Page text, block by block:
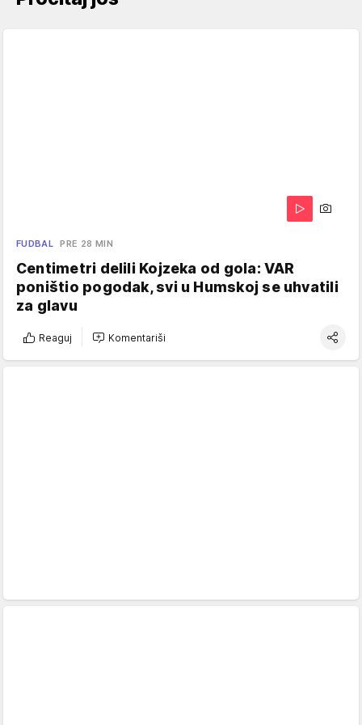
FUDBAL PRE 28 MIN
Centimetri delili Kojzeka od gola: VAR
poništio pogodak, svi u Humskoj se uhvatili
za glavu
Reaguj Komentariši